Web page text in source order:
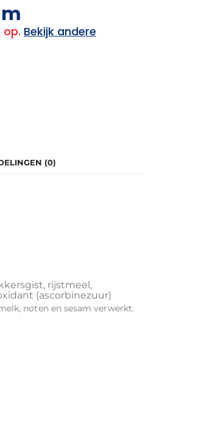
op. Bekijk andere
(0)
rijstmeel,
(ascorbinezuur)
noten en sesam verwerkt.